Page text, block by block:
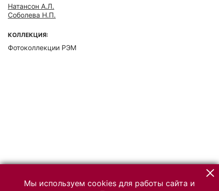
Натансон А.Л.
Соболева Н.П.
КОЛЛЕКЦИЯ:
Фотоколлекции РЭМ
Мы используем cookies для работы сайта и